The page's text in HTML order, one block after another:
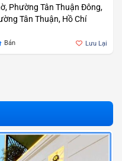
Phường Tân Thuận Đông,
Tân Thuận, Hồ Chí
Bán
Giá
Giá Lưu Lại